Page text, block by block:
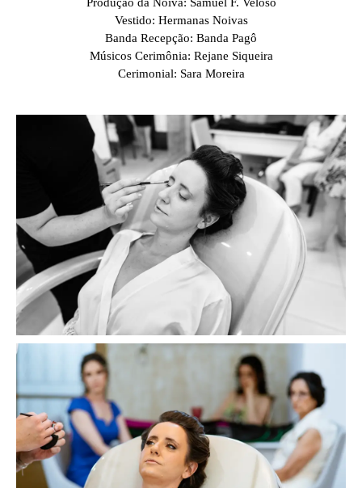
Vestido: Hermanas Noivas
Banda Recepção: Banda Pagô
Músicos Cerimônia: Rejane Siqueira
Cerimonial: Sara Moreira